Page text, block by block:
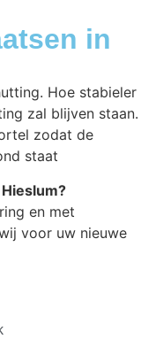
in
Hoe stabieler
zal blijven staan.
zodat de
staat
en met
voor uw nieuwe